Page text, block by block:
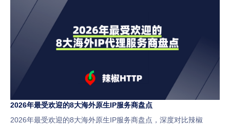
2026年最受欢迎的8大海外原生IP服务商盘点
2026年最受欢迎的8大海外原生IP服务商盘点，深度对比辣椒